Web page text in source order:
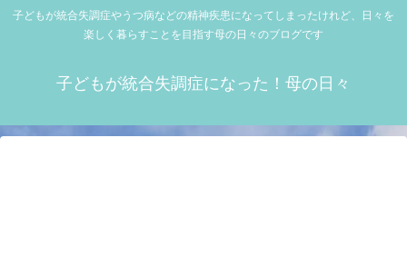
子どもが統合失調症やうつ病などの精神疾患になってしまったけれど、日々を
楽しく暮らすことを目指す母の日々のブログです
子どもが統合失調症になった！母の日々